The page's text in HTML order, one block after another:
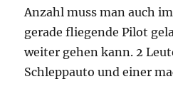
Anzahl muss man auch
gerade fliegende Pilot
weiter gehen kann. 2
Schleppauto und einer